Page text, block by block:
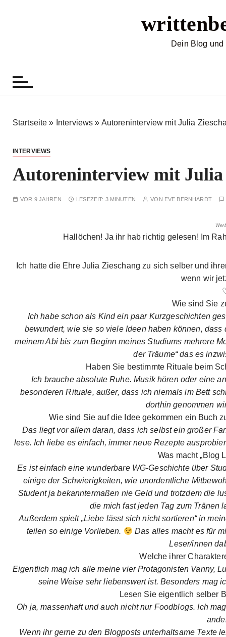
Dein Blog und
Startseite » Interviews » Autoreninterview mit Julia
INTERVIEWS
Autoreninterview mit
VOR 9 JAHREN LESEZEIT: 3 MINUTEN VON EVE BERNHARDT
Hallöchen! Ja ihr hab richtig gelesen! Im
Ich hatte die Ehre Julia Zieschang zu sich selber und
wenn wir
Wie sind Sie
Ich habe schon als Kind ein paar Kurzgeschichten
bewundert, wie sie so viele Ideen haben können,
meinem Abi bis zum Beginn meines Studiums mehrere
der Träume“ das es
Haben Sie bestimmte Rituale beim
Ich brauche absolute Ruhe. Musik hören oder eine
besonderen Rituale, außer, dass ich niemals im Bett
dorthin genommen
Wie sind Sie auf die Idee gekommen ein Buch
Das liegt vor allem daran, dass ich selbst ein großer
lese. Ich liebe es einfach, immer neue Rezepte
Was macht „Blog
Es ist einfach eine wunderbare WG-Geschichte über
einige der Schwierigkeiten, wie unordentliche
Student ja bekanntermaßen nie Geld und trotzdem die
die mich fast jeden Tag zum Tränen
Außerdem spielt „Liebe lässt sich nicht sortieren“ in
teilen so einige Vorlieben.
Das alles macht es für
Leser/innen
Welche ihrer
Eigentlich mag ich alle meine vier Protagonisten Vanny,
seine Weise sehr liebenswert ist. Besonders mag
Lesen Sie eigentlich selber
Oh ja, massenhaft und auch nicht nur Foodblogs. Ich
Wenn ihr gerne zu den Blogposts unterhaltsame Texte